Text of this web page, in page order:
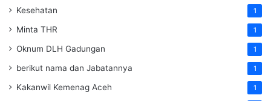
Kesehatan 1
Minta THR 1
Oknum DLH Gadungan 1
berikut nama dan Jabatannya 1
Kakanwil Kemenag Aceh 1